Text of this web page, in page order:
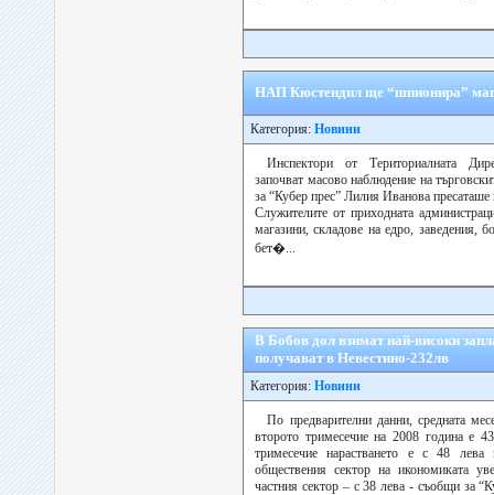
НАП Кюстендил ще “шпионира”
Категория: Новини
Инспектори от Териториалната
започват масово наблюдение на
за “Кубер прес” Лилия Иванова
Служителите от приходната
магазини, складове на едро, заведения,
бет�...
В Бобов дол взимат най-високи
получават в Невестино-232лв
Категория: Новини
По предварителни данни, средната
второто тримесечие на 2008 година е
тримесечие нарастването е с 48
обществения сектор на икономиката
частния сектор – с 38 лева - съобщи за